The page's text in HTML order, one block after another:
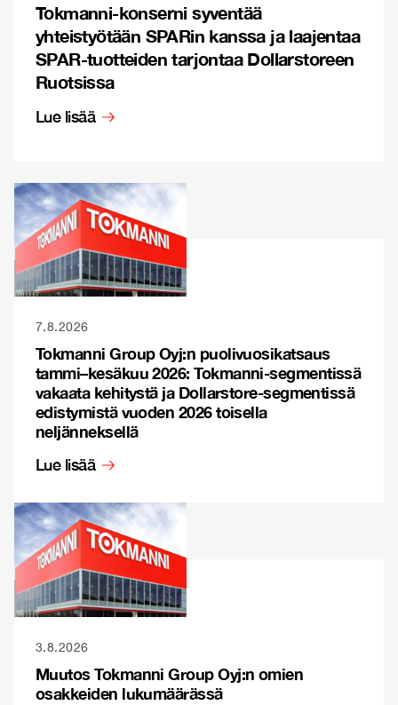
Tokmanni-konserni syventää
yhteistyötään SPARin kanssa ja laajentaa
SPAR-tuotteiden tarjontaa Dollarstoreen
Ruotsissa
Lue lisää
7.8.2026
Tokmanni Group Oyj:n puolivuosikatsaus
tammi–kesäkuu 2026: Tokmanni-segmentissä
vakaata kehitystä ja Dollarstore-segmentissä
edistymistä vuoden 2026 toisella
neljänneksellä
Lue lisää
3.8.2026
Muutos Tokmanni Group Oyj:n omien
osakkeiden lukumäärässä